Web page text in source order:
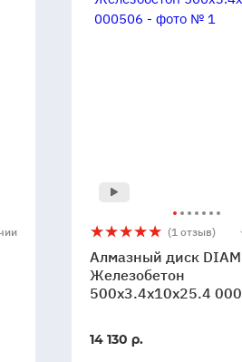
Алмазный
диск
DIAM
Мастер
500x3.4x10x25.4
000506
5
1 (1 отзыв)
Алмазный диск
Железобетон
500x3.4x10x25.4
В
14 130 р.